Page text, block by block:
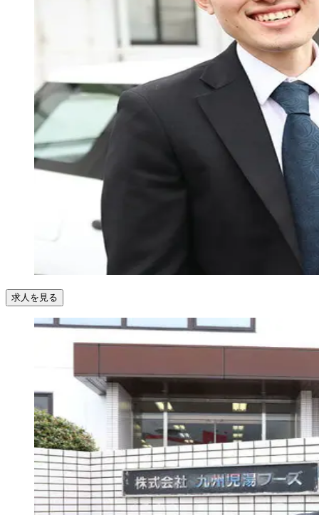
求人を見る